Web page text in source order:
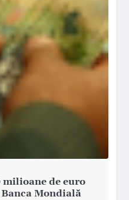
milioane de euro
Mondială